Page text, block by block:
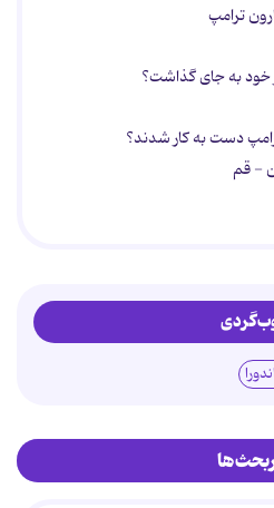
ترامپ
دست به کار شدند؟
- قم